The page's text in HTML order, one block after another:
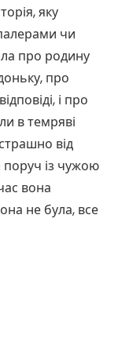
яку
чи
про родину
про
і про
в темряві
від
із чужою
вона
не була, все